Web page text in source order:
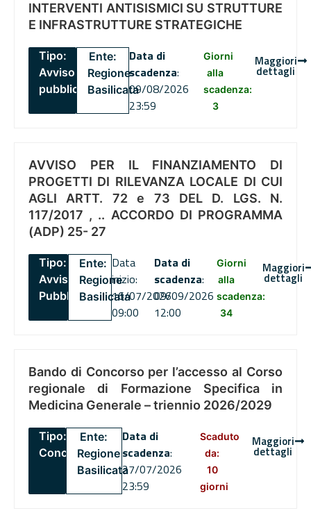
INTERVENTI ANTISISMICI SU STRUTTURE
E INFRASTRUTTURE STRATEGICHE
Tipo:
Avviso
pubblico
Ente:
Regione
Basilicata
Data di
scadenza:
09/08/2026
23:59
Giorni
alla
scadenza:
3
Maggiori
dettagli
AVVISO PER IL FINANZIAMENTO DI
PROGETTI DI RILEVANZA LOCALE DI CUI
AGLI ARTT. 72 e 73 DEL D. LGS. N.
117/2017 , .. ACCORDO DI PROGRAMMA
(ADP) 25- 27
Tipo:
Avviso
Pubblico
Ente:
Regione
Basilicata
Data
inizio:
16/07/2026
09:00
Data di
scadenza:
09/09/2026
12:00
Giorni
alla
scadenza:
34
Maggiori
dettagli
Bando di Concorso per l’accesso al Corso
regionale di Formazione Specifica in
Medicina Generale – triennio 2026/2029
Tipo:
Concorsi
Ente:
Regione
Basilicata
Data di
scadenza:
27/07/2026
23:59
Scaduto
da:
10
giorni
Maggiori
dettagli